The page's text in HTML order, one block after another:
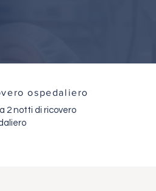
ospedaliero
2 notti di ricovero